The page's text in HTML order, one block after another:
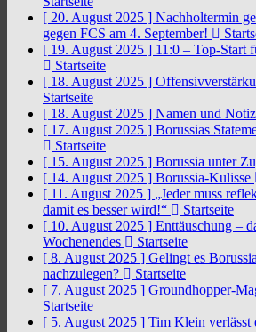
[ 20. August 2025 ] Nachholtermin
gegen FCS am 4. September!
[ 19. August 2025 ] 11:0 – Top-Start
Startseite
[ 18. August 2025 ]
Startseite
[ 18. August 2025 ] Namen und
[ 17. August 2025 ] Borussias
Startseite
[ 15. August 2025 ] Borussia unter
[ 14. August 2025 ] Borussia-Kulisse
[ 11. August 2025 ] „Jeder muss
damit es besser wird!“
Startseite
[ 10. August 2025 ] Enttäuschung –
Wochenendes
Startseite
[ 8. August 2025 ] Gelingt es
nachzulegen?
Startseite
[ 7. August 2025 ] Groundhopper-
Startseite
[ 5. August 2025 ] Tim Klein verlässt